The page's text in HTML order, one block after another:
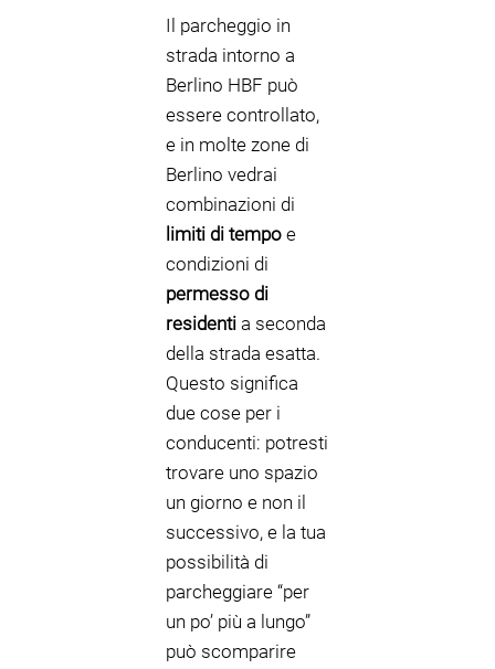
Il parcheggio in
strada intorno a
Berlino HBF può
essere controllato,
e in molte zone di
Berlino vedrai
combinazioni di
limiti di tempo e
condizioni di
permesso di
residenti a seconda
della strada esatta.
Questo significa
due cose per i
conducenti: potresti
trovare uno spazio
un giorno e non il
successivo, e la tua
possibilità di
parcheggiare “per
un po’ più a lungo”
può scomparire